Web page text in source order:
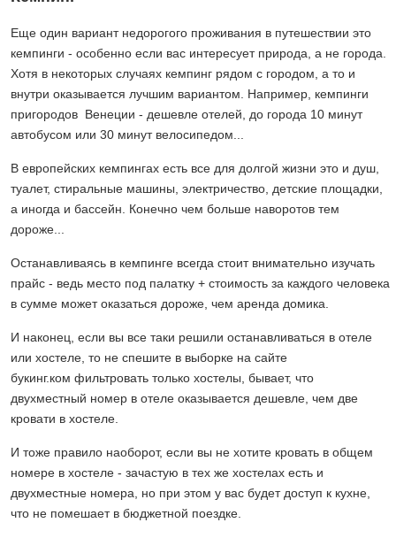
Еще один вариант недорогого проживания в путешествии это
кемпинги - особенно если вас интересует природа, а не города.
Хотя в некоторых случаях кемпинг рядом с городом, а то и
внутри оказывается лучшим вариантом. Например, кемпинги
пригородов Венеции - дешевле отелей, до города 10 минут
автобусом или 30 минут велосипедом...
В европейских кемпингах есть все для долгой жизни это и душ,
туалет, стиральные машины, электричество, детские площадки,
а иногда и бассейн. Конечно чем больше наворотов тем
дороже...
Останавливаясь в кемпинге всегда стоит внимательно изучать
прайс - ведь место под палатку + стоимость за каждого человека
в сумме может оказаться дороже, чем аренда домика.
И наконец, если вы все таки решили останавливаться в отеле
или хостеле, то не спешите в выборке на сайте
букинг.ком фильтровать только хостелы, бывает, что
двухместный номер в отеле оказывается дешевле, чем две
кровати в хостеле.
И тоже правило наоборот, если вы не хотите кровать в общем
номере в хостеле - зачастую в тех же хостелах есть и
двухместные номера, но при этом у вас будет доступ к кухне,
что не помешает в бюджетной поездке.